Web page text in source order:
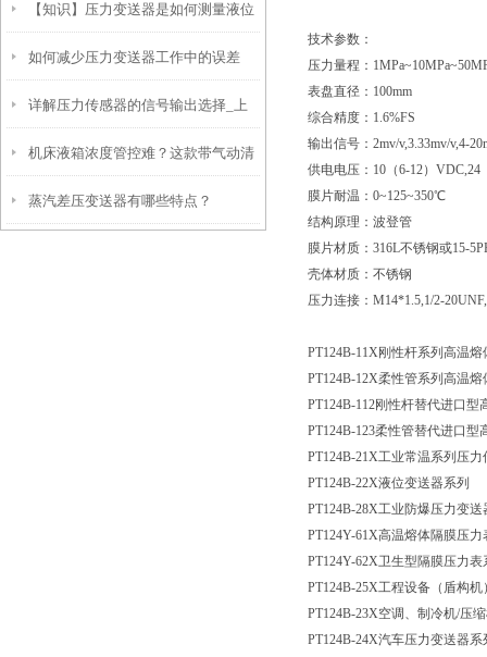
点和安装注意事项
【知识】压力变送器是如何测量液位
的？
如何减少压力变送器工作中的误差
详解压力传感器的信号输出选择_上
海朝辉
机床液箱浓度管控难？这款带气动清
洗的在线浓度变送器，省心又精准！
蒸汽差压变送器有哪些特点？
技术参数：
压力量程：
表盘直径： 100mm
综合精度： 1.6%FS
输出信号： 2mv/v,3.33mv/v,4-
供电电压： 10（6-12）VDC,24
膜片耐温： 0~125~350℃
结构原理：波登管
膜片材质： 316L不锈钢或15-
壳体材质：不锈钢
压力连接： M14*1.5,1/2-
PT124B-11X刚性杆系列高温
PT124B-12X柔性管系列高温
PT124B-112刚性杆替代进口型
PT124B-123柔性管替代进口型
PT124B-21X工业常温系列压力
PT124B-22X液位变送器系列
PT124B-28X工业防爆压力变送
PT124Y-61X高温熔体隔膜压
PT124Y-62X卫生型隔膜压力表
PT124B-25X工程设备（盾构
PT124B-23X空调、制冷机/压
PT124B-24X汽车压力变送器系